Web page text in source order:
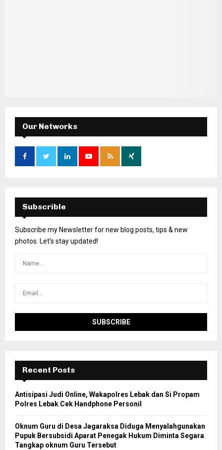
Our Networks
Subscrible
Subscribe my Newsletter for new blog posts, tips & new
photos. Let's stay updated!
Recent Posts
Antisipasi Judi Online, Wakapolres Lebak dan Si Propam
Polres Lebak Cek Handphone Personil
Oknum Guru di Desa Jagaraksa Diduga Menyalahgunakan
Pupuk Bersubsidi Aparat Penegak Hukum Diminta Segara
Tangkap oknum Guru Tersebut